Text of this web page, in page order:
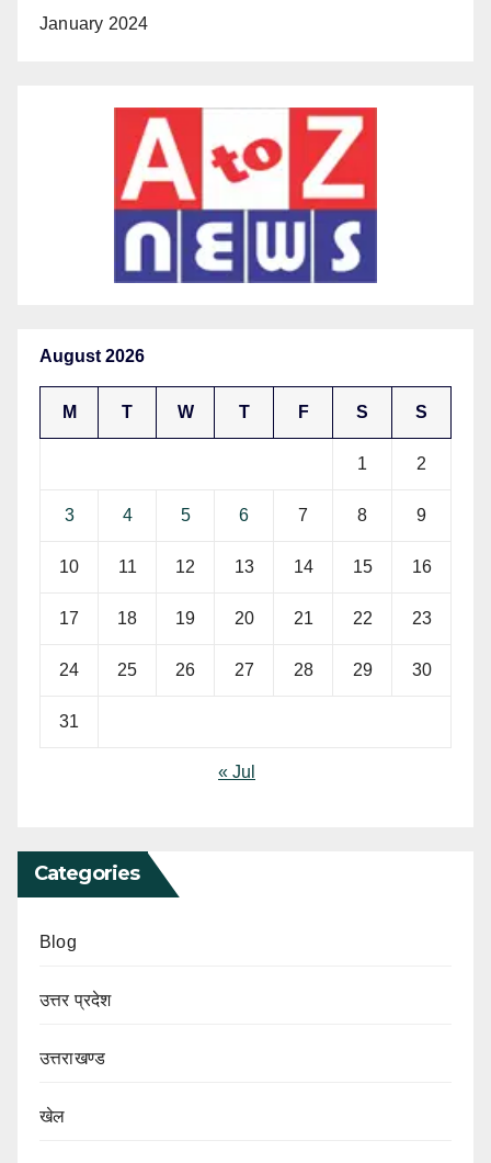
January 2024
August 2026
M T W T F S S
1 2
3 4 5 6 7 8 9
10 11 12 13 14 15 16
17 18 19 20 21 22 23
24 25 26 27 28 29 30
31
« Jul
Categories
Blog
उत्तर प्रदेश
उत्तराखण्ड
खेल